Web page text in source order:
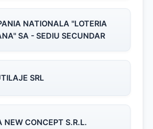
NATIONALA "LOTERIA
SA - SEDIU SECUNDAR
SRL
NEW CONCEPT S.R.L.